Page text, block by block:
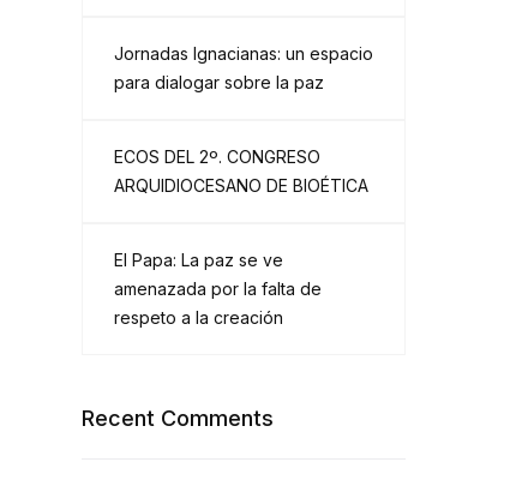
Jornadas Ignacianas: un espacio
para dialogar sobre la paz
ECOS DEL 2º. CONGRESO
ARQUIDIOCESANO DE BIOÉTICA
El Papa: La paz se ve
amenazada por la falta de
respeto a la creación
Recent Comments